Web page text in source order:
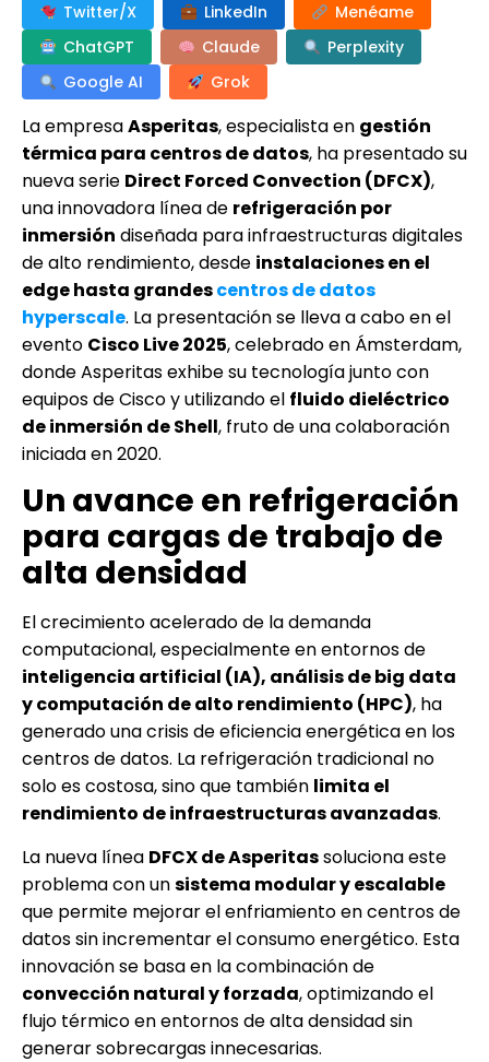
Twitter/X LinkedIn
Menéame
ChatGPT
Claude
Perplexity
Google AI
Grok
La empresaAsperitas, especialista en gestión
térmica para centros de datos, ha presentado su
nueva serie Direct Forced Convection (DFCX),
una innovadora línea de refrigeración por
inmersión diseñada para infraestructuras digitales
de alto rendimiento, desde instalaciones en el
edge hasta grandescentros de datos
hyperscale. La presentación se lleva a cabo en el
evento Cisco Live 2025, celebrado en Ámsterdam,
donde Asperitas exhibe su tecnología junto con
equipos de Cisco y utilizando el fluido dieléctrico
de inmersión de Shell, fruto de una colaboración
iniciada en 2020.
Un avance en refrigeración
para cargas de trabajo de
alta densidad
El crecimiento acelerado de la demanda
computacional, especialmente en entornos de
inteligencia artificial (IA), análisis de big data
y computación de alto rendimiento (HPC), ha
generado una crisis de eficiencia energética en los
centros de datos. La refrigeración tradicional no
solo es costosa, sino que también limita el
rendimiento de infraestructuras avanzadas.
La nueva línea DFCX de Asperitassoluciona este
problema con unsistema modular y escalable
que permite mejorar el enfriamiento en centros de
datos sin incrementar el consumo energético. Esta
innovación se basa en la combinación de
convección natural y forzada, optimizando el
flujo térmico en entornos de alta densidad sin
generar sobrecargas innecesarias.